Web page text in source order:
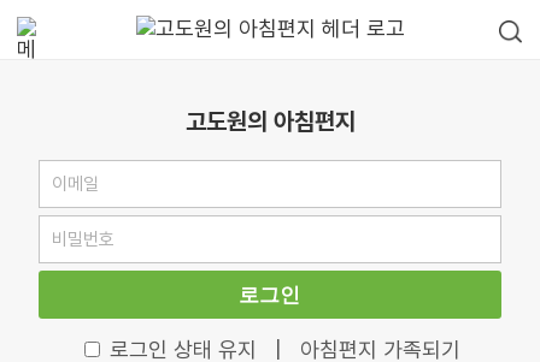
고도원의 아침편지
로그인
로그인 상태 유지 아침편지 가족되기